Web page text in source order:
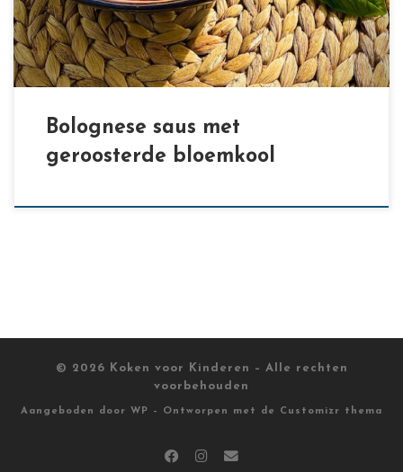
Bolognese saus met
geroosterde bloemkool
© 2026 Koken voor Kinderen
– Alle rechten
voorbehouden
Aangeboden door WP – Ontworpen met de Customizr thema